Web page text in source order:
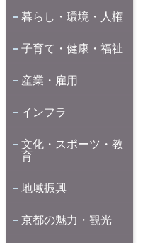
暮らし・環境・人権
子育て・健康・福祉
産業・雇用
インフラ
文化・スポーツ・教
育
地域振興
京都の魅力・観光